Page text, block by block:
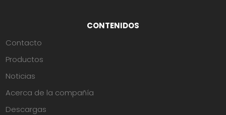
CONTENIDOS
Contacto
Productos
Noticias
Acerca de la compañía
Descargas